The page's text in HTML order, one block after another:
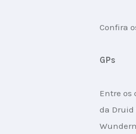
Confira
GPs
Entre os
da Druid